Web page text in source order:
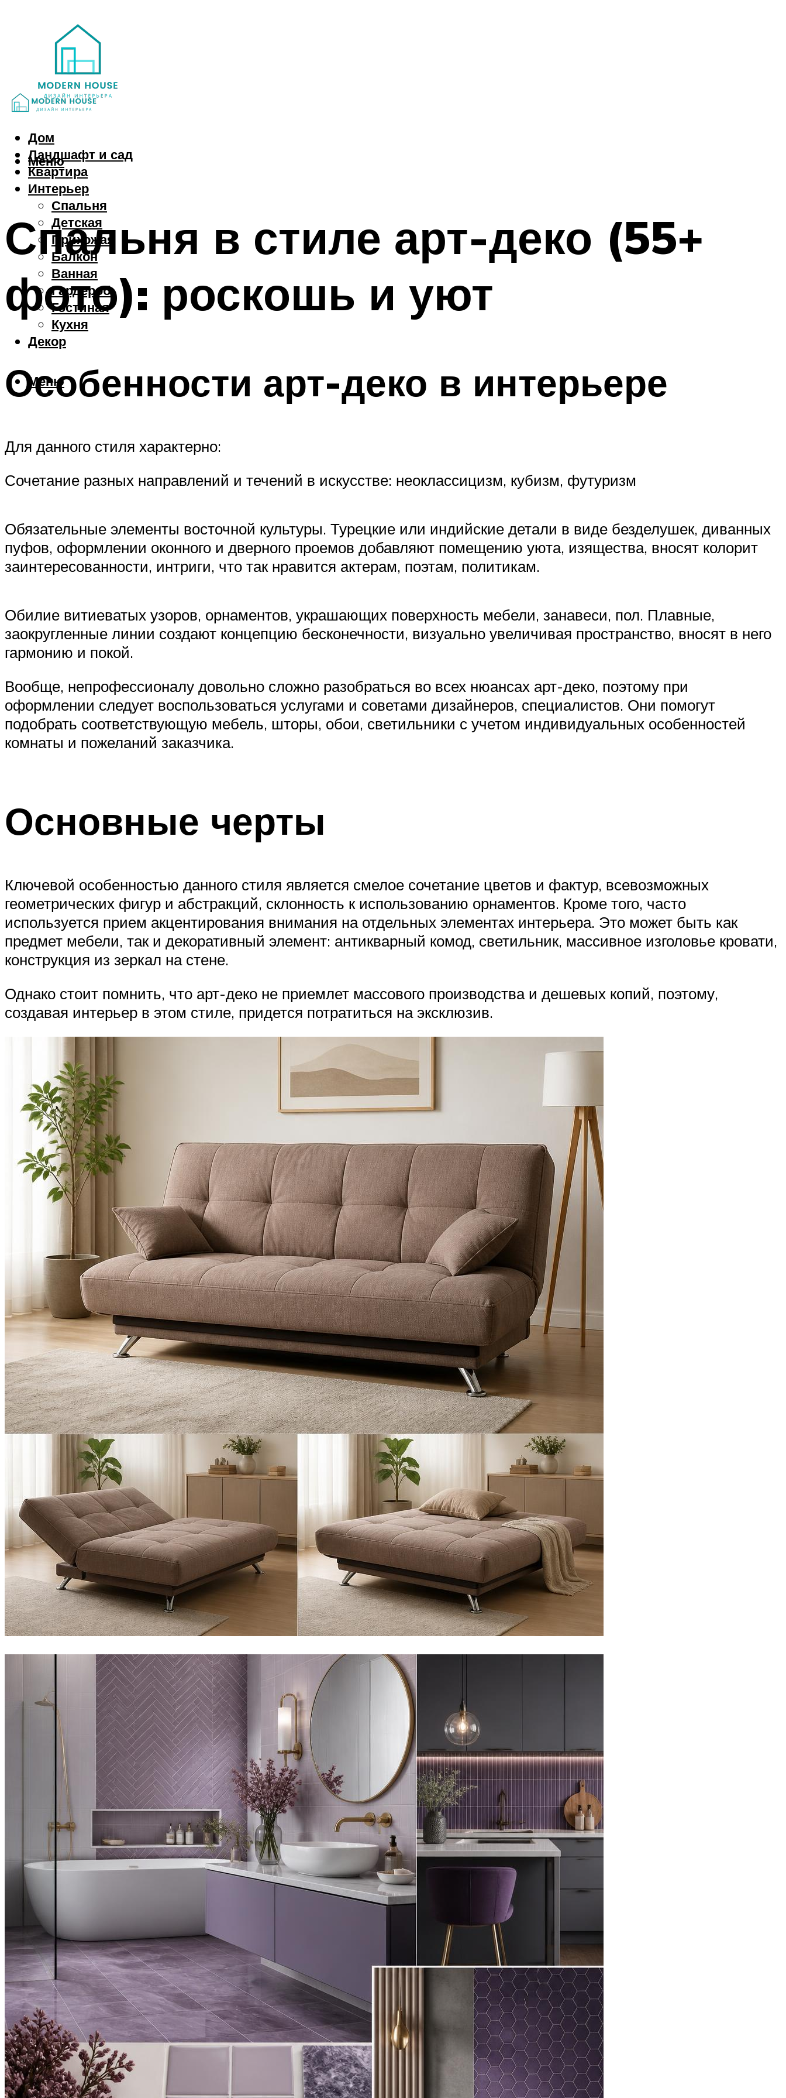
Дом
Ландшафт и сад
Квартира
Интерьер
Спальня
Детская
Прихожая
Балкон
Ванная
Гардероб
Гостиная
Кухня
Декор
Меню
Меню
Спальня в стиле арт-деко (55+
фото): роскошь и уют
Особенности арт-деко в интерьере
Для данного стиля характерно:
Сочетание разных направлений и течений в искусстве: неоклассицизм, кубизм, футуризм
Обязательные элементы восточной культуры. Турецкие или индийские детали в виде безделушек, диванных
пуфов, оформлении оконного и дверного проемов добавляют помещению уюта, изящества, вносят колорит
заинтересованности, интриги, что так нравится актерам, поэтам, политикам.
Обилие витиеватых узоров, орнаментов, украшающих поверхность мебели, занавеси, пол. Плавные,
заокругленные линии создают концепцию бесконечности, визуально увеличивая пространство, вносят в него
гармонию и покой.
Вообще, непрофессионалу довольно сложно разобраться во всех нюансах арт-деко, поэтому при
оформлении следует воспользоваться услугами и советами дизайнеров, специалистов. Они помогут
подобрать соответствующую мебель, шторы, обои, светильники с учетом индивидуальных особенностей
комнаты и пожеланий заказчика.
Основные черты
Ключевой особенностью данного стиля является смелое сочетание цветов и фактур, всевозможных
геометрических фигур и абстракций, склонность к использованию орнаментов. Кроме того, часто
используется прием акцентирования внимания на отдельных элементах интерьера. Это может быть как
предмет мебели, так и декоративный элемент: антикварный комод, светильник, массивное изголовье кровати,
конструкция из зеркал на стене.
Однако стоит помнить, что арт-деко не приемлет массового производства и дешевых копий, поэтому,
создавая интерьер в этом стиле, придется потратиться на эксклюзив.